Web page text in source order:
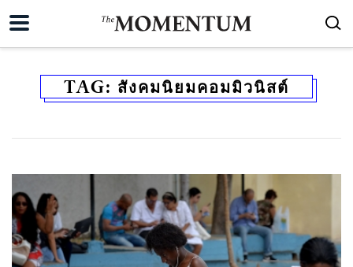
TAG: สังคมนิยมคอมมิวนิสต์